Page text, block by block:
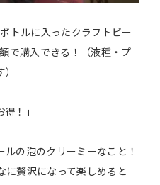
トルに入ったクラフトビー
で購入できる！（液種・プ
！」
の泡のクリーミーなこと！
に贅沢になって楽しめると